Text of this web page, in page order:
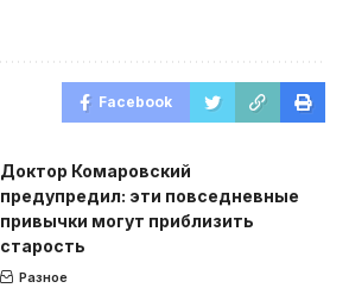
Facebook
Доктор Комаровский
предупредил: эти повседневные
привычки могут приблизить
старость
Разное